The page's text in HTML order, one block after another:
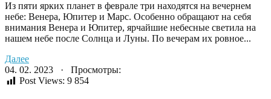
Из пяти ярких планет в феврале три находятся на вечернем
небе: Венера, Юпитер и Марс. Особенно обращают на себя
внимания Венера и Юпитер, ярчайшие небесные светила на
нашем небе после Солнца и Луны. По вечерам их ровное...
Далее
04. 02. 2023 · Просмотры:
Post Views: 9 854